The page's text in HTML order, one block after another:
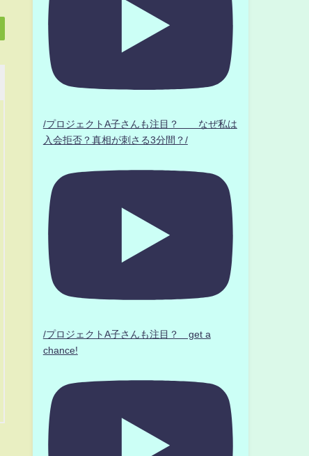
/プロジェクトA子さんも注目？ なぜ私は
入会拒否？真相が刺さる3分間？/
/プロジェクトA子さんも注目？ get a
chance!